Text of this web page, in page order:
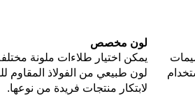
لون مخصص
يمكن اختيار طلاءات ملونة
لون طبيعي من الفولاذ المقاوم
لابتكار منتجات فريدة من نوعها.